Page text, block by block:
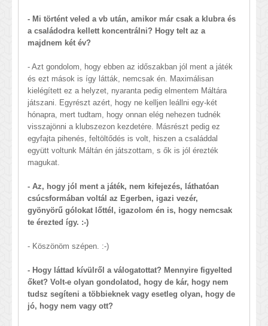
- Mi történt veled a vb után, amikor már csak a klubra és
a családodra kellett koncentrálni? Hogy telt az a
majdnem két év?
- Azt gondolom, hogy ebben az időszakban jól ment a játék
és ezt mások is így látták, nemcsak én. Maximálisan
kielégített ez a helyzet, nyaranta pedig elmentem Máltára
játszani. Egyrészt azért, hogy ne kelljen leállni egy-két
hónapra, mert tudtam, hogy onnan elég nehezen tudnék
visszajönni a klubszezon kezdetére. Másrészt pedig ez
egyfajta pihenés, feltöltődés is volt, hiszen a családdal
együtt voltunk Máltán én játszottam, s ők is jól érezték
magukat.
- Az, hogy jól ment a játék, nem kifejezés, láthatóan
csúcsformában voltál az Egerben, igazi vezér,
gyönyörű gólokat lőttél, igazolom én is, hogy nemcsak
te érezted így. :-)
- Köszönöm szépen. :-)
- Hogy láttad kívülről a válogatottat? Mennyire figyelted
őket? Volt-e olyan gondolatod, hogy de kár, hogy nem
tudsz segíteni a többieknek vagy esetleg olyan, hogy de
jó, hogy nem vagy ott?